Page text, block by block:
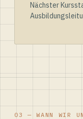
Nächster
03 — WANN WIR